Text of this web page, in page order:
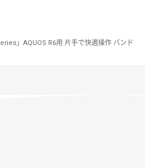
」AQUOS R6用 片手で快適操作 バンド